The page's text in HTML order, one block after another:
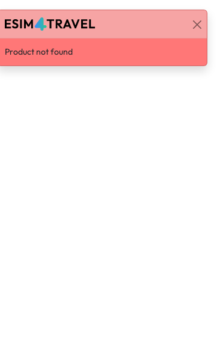
한국어 로그인 / 가입하기
Product not found